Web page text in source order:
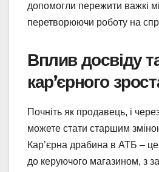
допомогли пережити важкі
перетворюючи роботу на
Вплив досвіду
кар’єрного
Почніть як продавець, і
можете стати старшим
Кар’єрна драбина в АТБ –
до керуючого магазином, з